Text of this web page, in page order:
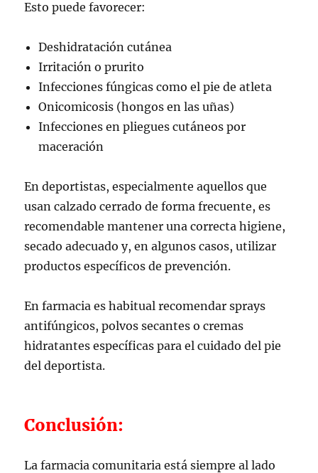
Esto puede favorecer:
Deshidratación cutánea
Irritación o prurito
Infecciones fúngicas como el pie de atleta
Onicomicosis (hongos en las uñas)
Infecciones en pliegues cutáneos por
maceración
En deportistas, especialmente aquellos que
usan calzado cerrado de forma frecuente, es
recomendable mantener una correcta higiene,
secado adecuado y, en algunos casos, utilizar
productos específicos de prevención.
En farmacia es habitual recomendar sprays
antifúngicos, polvos secantes o cremas
hidratantes específicas para el cuidado del pie
del deportista.
Conclusión:
La farmacia comunitaria está siempre al lado